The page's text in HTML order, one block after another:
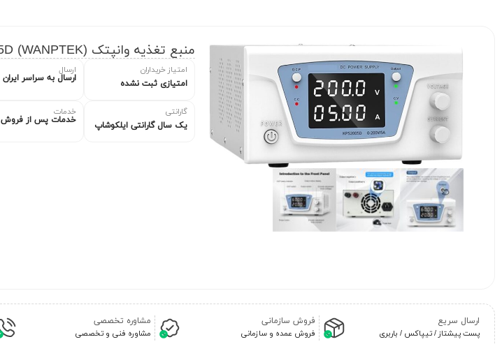
منبع تغذیه وانپتک (WANPTEK) KPS2005D
امتیاز خریداران
امتیازی ثبت نشده
ارسال
ارسال به سراسر ایران
گارانتی
یک سال گارانتی ایلکوشاپ
خدمات
خدمات پس از فروش
ارسال سریع
پست پیشتاز / تیپاکس / باربری
فروش سازمانی
فروش عمده و سازمانی
مشاوره تخصصی
مشاوره فنی و تخصصی